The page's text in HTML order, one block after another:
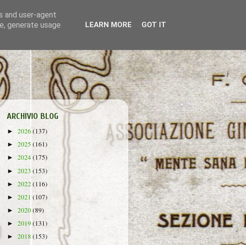
ARCHIVIO BLOG
► 2026(137)
► 2025 (161)
► 2024(175)
► 2023 (153)
► 2022(116)
► 2021 (107)
► 2020(89)
► 2019(131)
► 2018 (153)
and user-agent
generate usage
LEARN MORE GOT IT